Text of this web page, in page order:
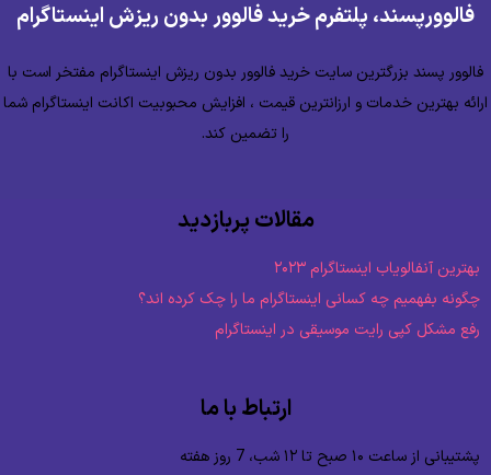
فالوورپسند، پلتفرم خرید فالوور بدون ریزش اینستاگرام
فالوور پسند بزرگترین سایت خرید فالوور بدون ریزش اینستاگرام مفتخر است با
ارائه بهترین خدمات و ارزانترین قیمت ، افزایش محبوبیت اکانت اینستاگرام شما
را تضمین کند.
مقالات پربازدید
بهترین آنفالویاب اینستاگرام ۲۰۲۳
چگونه بفهمیم چه کسانی اینستاگرام ما را چک کرده اند؟
رفع مشکل کپی رایت موسیقی در اینستاگرام
ارتباط با ما
پشتیبانی از ساعت ۱۰ صبح تا ۱۲ شب، 7 روز هفته